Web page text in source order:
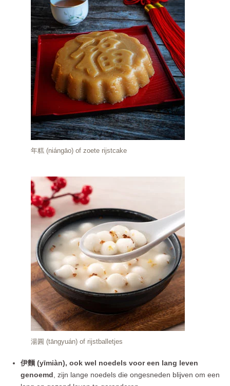
年糕 (niángāo) of zoete rijstcake
湯圓 (tāngyuán) of rijstballetjes
伊麵 (yīmiàn), ook wel noedels voor een lang leven
genoemd , zijn lange noedels die ongesneden blijven om een